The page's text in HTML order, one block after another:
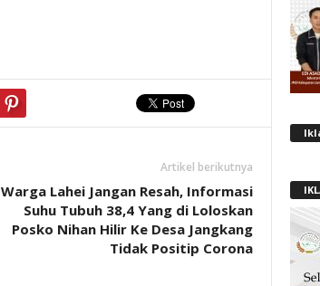
Artikel berikutnya
Warga Lahei Jangan Resah, Informasi
Suhu Tubuh 38,4 Yang di Loloskan
Posko Nihan Hilir Ke Desa Jangkang
Tidak Positip Corona